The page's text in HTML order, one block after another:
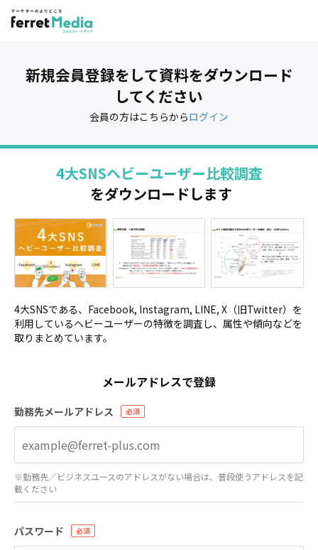
新規会員登録をして資料をダウンロード
してください
会員の方はこちらからログイン
4大SNSヘビーユーザー比較調査
をダウンロードします
4大SNSである、Facebook, Instagram, LINE, X（旧Twitter）を
利用しているヘビーユーザーの特徴を調査し、属性や傾向などを
取りまとめています。
メールアドレスで登録
勤務先メールアドレス
※勤務先／ビジネスユースのアドレスがない場合は、普段使うアドレスを記
載ください
パスワード